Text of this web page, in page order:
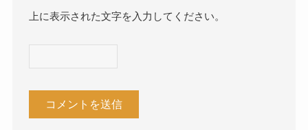
上に表示された文字を入力してください。